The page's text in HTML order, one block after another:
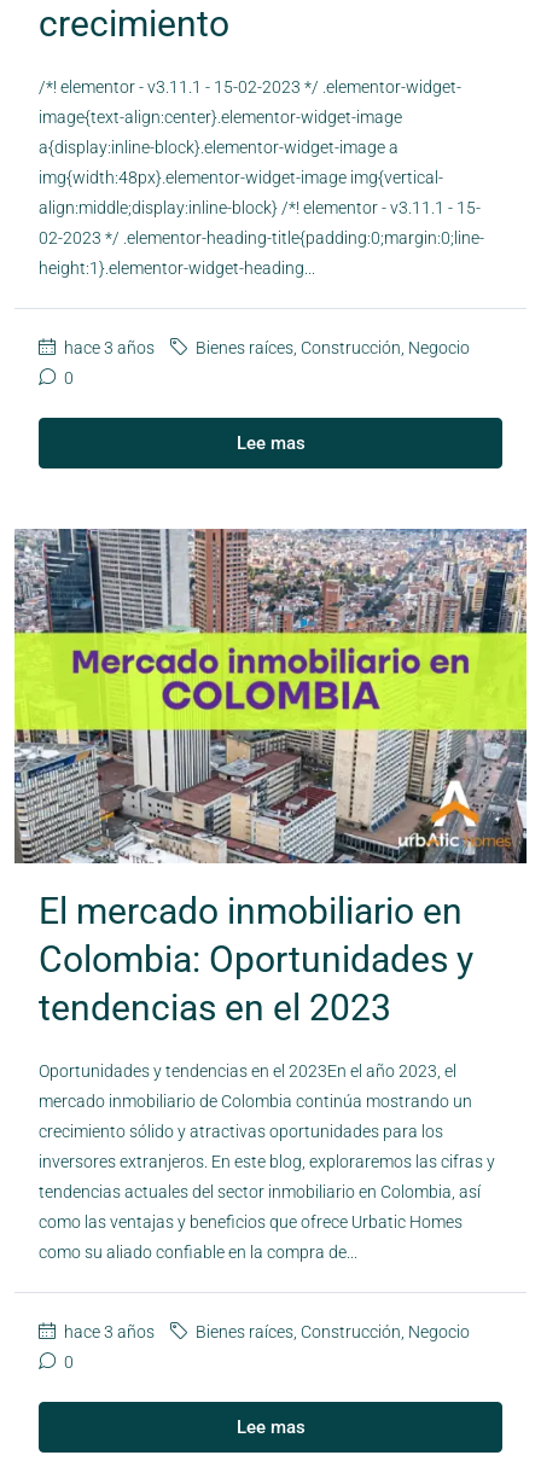
crecimiento
/*! elementor - v3.11.1 - 15-02-2023 */ .elementor-widget-
image{text-align:center}.elementor-widget-image
a{display:inline-block}.elementor-widget-image a
img{width:48px}.elementor-widget-image img{vertical-
align:middle;display:inline-block} /*! elementor - v3.11.1 - 15-
02-2023 */ .elementor-heading-title{padding:0;margin:0;line-
height:1}.elementor-widget-heading...
hace 3 años Bienes raíces Construcción Negocio
0
Lee mas
El mercado inmobiliario en
Colombia: Oportunidades y
tendencias en el 2023
Oportunidades y tendencias en el 2023En el año 2023, el
mercado inmobiliario de Colombia continúa mostrando un
crecimiento sólido y atractivas oportunidades para los
inversores extranjeros. En este blog, exploraremos las cifras y
tendencias actuales del sector inmobiliario en Colombia, así
como las ventajas y beneficios que ofrece Urbatic Homes
como su aliado confiable en la compra de...
hace 3 años Bienes raíces Construcción Negocio
0
Lee mas